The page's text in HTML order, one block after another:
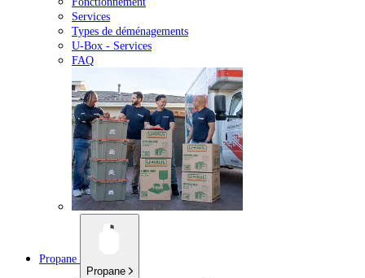
Services
Types de déménagements
U-Box - Services
FAQ
Propane
Propane